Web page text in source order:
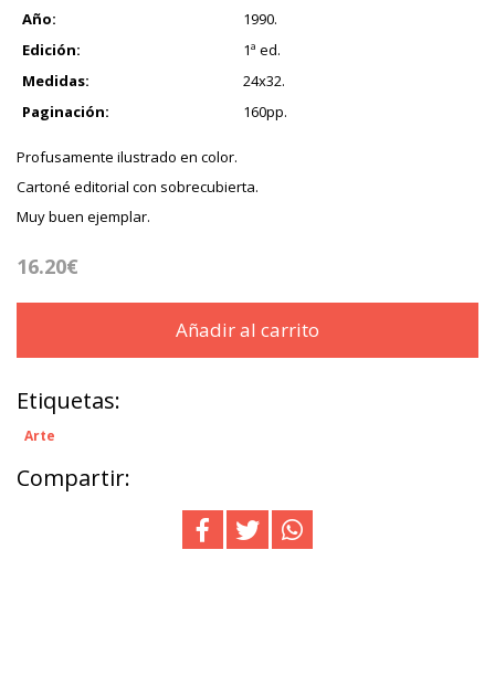
Año:
1990.
Edición:
1ª ed.
Medidas:
24x32.
Paginación:
160pp.
Profusamente ilustrado en color.
Cartoné editorial con sobrecubierta.
Muy buen ejemplar.
16.20€
Añadir al carrito
Etiquetas:
Arte
Compartir: